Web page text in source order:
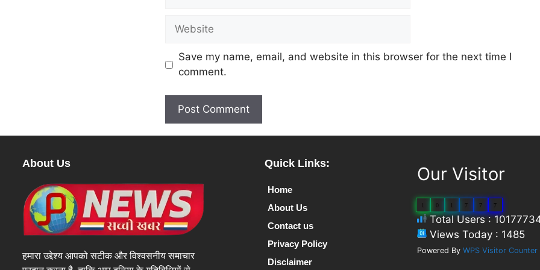
Save my name, email, and website in this browser for the next time I
comment.
About Us
हमारा उद्देश्य आपको सटीक और विश्वसनीय समाचार
Quick Links:
Home
About Us
Contact us
Privacy Policy
Disclaimer
Our Visitor
1 1 7 7 7
Total Users :
Views Today : 1485
Powered By WPS Visitor Counter